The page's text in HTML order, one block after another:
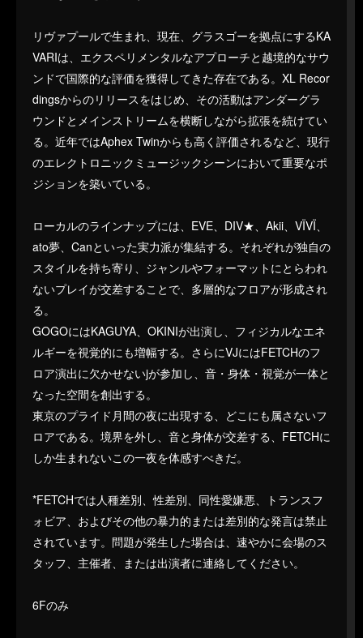
リヴァプールで生まれ、現在、グラスゴーを拠点にするKA
VARIは、エクスペリメンタルなアプローチと越境的なサウ
ンドで国際的な評価を獲得してきた存在である。XL Recor
dingsからのリリースをはじめ、その活動はアンダーグラ
ウンドとメインストリームを横断しながら拡張を続けてい
る。近年ではAphex Twinからも高く評価されるなど、現行
のエレクトロニックミュージックシーンにおいて重要なポ
ジションを築いている。
ローカルのラインナップには、EVE、DIV★、Akii、VÏVÏ、
ato夢、Canといった実力派が集結する。それぞれが独自の
スタイルを持ち寄り、ジャンルやフォーマットにとらわれ
ないプレイが交差することで、多層的なフロアが形成され
る。
GOGOにはKAGUYA、OKINIが出演し、フィジカルなエネ
ルギーを視覚的にも増幅する。さらにVJにはFETCHのフ
ロア演出に欠かせないjが参加し、音・身体・視覚が一体と
なった空間を創出する。
東京のプライド月間の夜に出現する、どこにも属さないフ
ロアである。境界を外し、音と身体が交差する、FETCHに
しか生まれないこの一夜を体感すべきだ。
*FETCHでは人種差別、性差別、同性愛嫌悪、トランスフ
ォビア、およびその他の暴力的または差別的な発言は禁止
されています。問題が発生した場合は、速やかに会場のス
タッフ、主催者、または出演者に連絡してください。
6Fのみ